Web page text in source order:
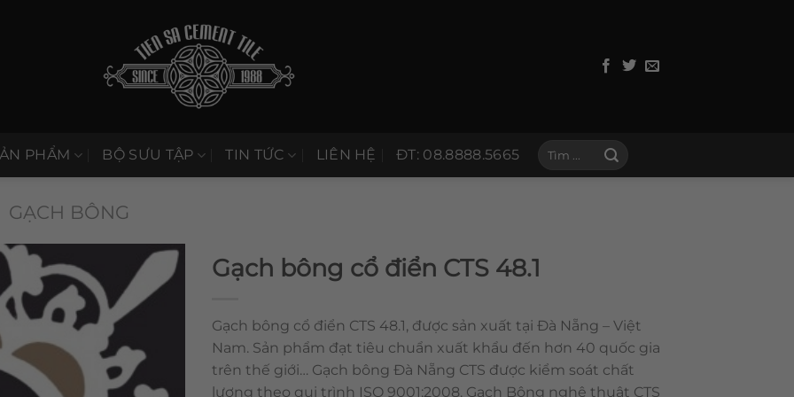
PHẨM BỘ SƯU TẬP TIN TỨC LIÊN HỆ ĐT: 08.8888.5665
Tìm
GẠCH BÔNG
Gạch bông cổ điển CTS 48.1
Gạch bông cổ điển CTS 48.1, được sản xuất tại Đà Nẵng – Việt
Nam. Sản phẩm đạt tiêu chuẩn xuất khẩu đến hơn 40 quốc gia
trên thế giới… Gạch bông Đà Nẵng CTS được kiểm soát chất
lượng theo qui trình ISO 9001:2008. Gạch Bông nghệ thuật CTS